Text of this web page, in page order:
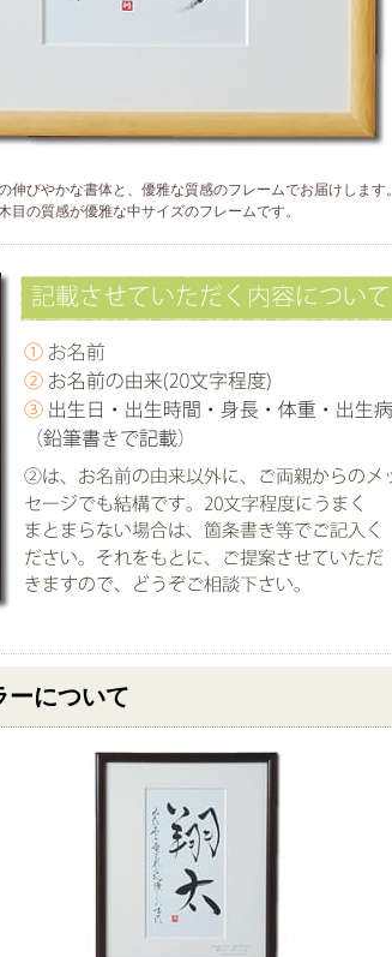
伸びやかな書体と、優雅な質感のフレームでお届けします。
目の質感が優雅な中サイズのフレームです。
ーについて